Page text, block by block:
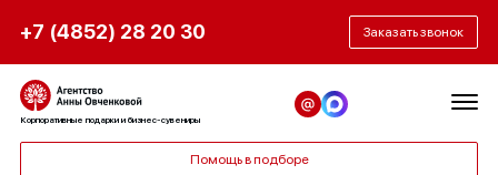
+7 (4852) 28 20 30 Заказать звонок
Корпоративные подарки и бизнес-сувениры
Помощь в подборе